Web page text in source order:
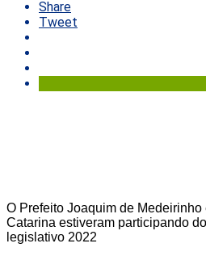
Share
Tweet
O Prefeito Joaquim de
Catarina estiveram participando
legislativo 2022